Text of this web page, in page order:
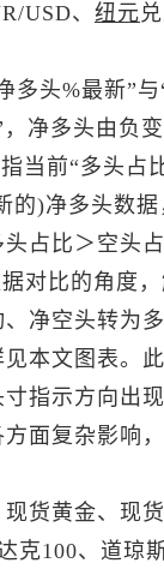
USD、 纽元
多头%最新”
净多头由负
当前“多头占
的)净多头数
占比＞空头
对比的角度
净空头转为
本文图表。
指示方向出
面复杂影响
现货黄金、 现
克100、道琼